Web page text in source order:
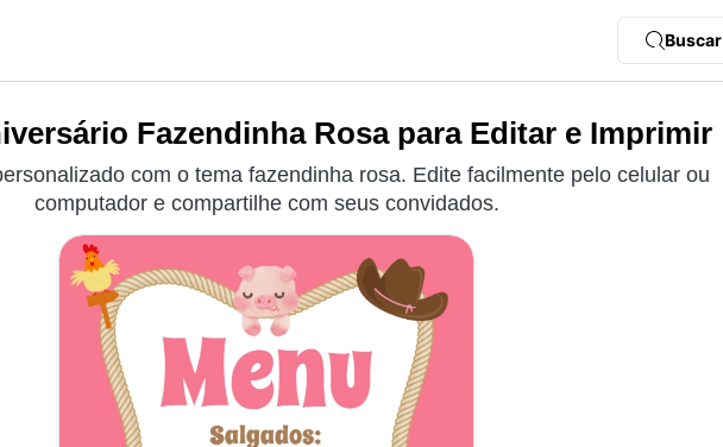
Buscar
Fazendinha Rosa para Editar e Imprimir
com o tema fazendinha rosa. Edite facilmente pelo celular ou
computador e compartilhe com seus convidados.